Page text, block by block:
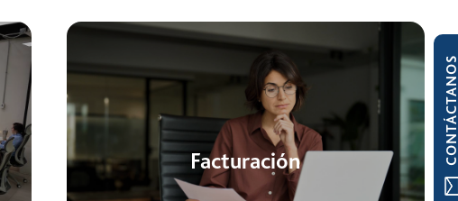
Facturación